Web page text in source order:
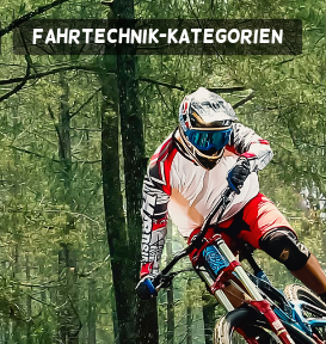
Fahrtechnik-Kategorien